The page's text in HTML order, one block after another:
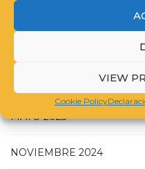
VIEW
Cookie Policy
MAYO 2025
NOVIEMBRE 2024